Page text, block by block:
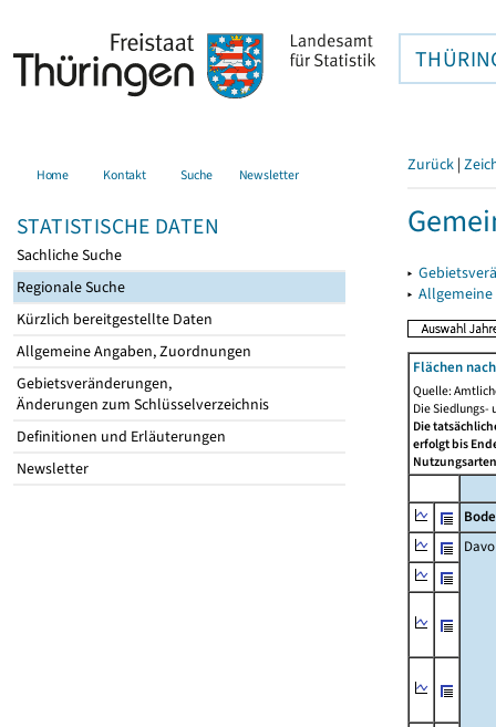
Home Kontakt Suche Newsletter
STATISTISCHE DATEN
Sachliche Suche
Regionale Suche
Kürzlich bereitgestellte Daten
Allgemeine Angaben, Zuordnungen
Gebietsveränderungen,
Änderungen zum Schlüsselverzeichnis
Definitionen und Erläuterungen
Newsletter
Zurück |
▸
▸
Flächen
Quelle:
Die Siedlungs-
Die
erfolgt bis